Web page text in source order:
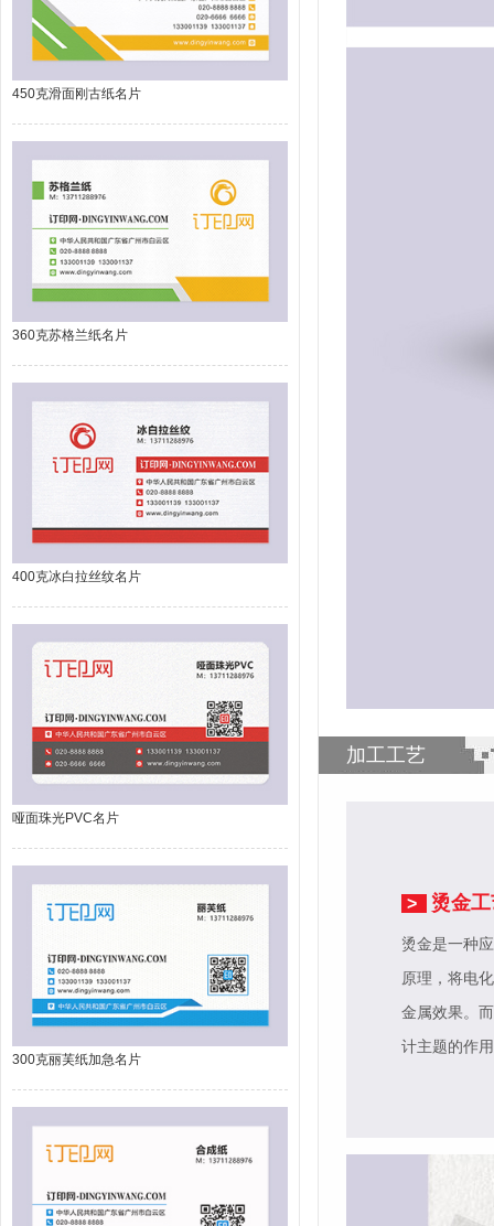
450克滑面刚古纸名片
360克苏格兰纸名片
400克冰白拉丝纹名片
哑面珠光PVC名片
300克丽芙纸加急名片
加工工艺
> 烫金
烫金是一种
原理，将电
金属效果。
计主题的作